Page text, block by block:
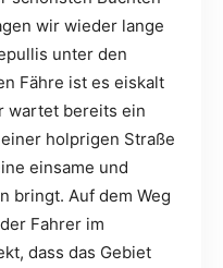
wir wieder lange
unter den
Fähre ist es eiskalt
wartet bereits ein
holprigen Straße
einsame und
bringt. Auf dem Weg
Fahrer im
dass das Gebiet